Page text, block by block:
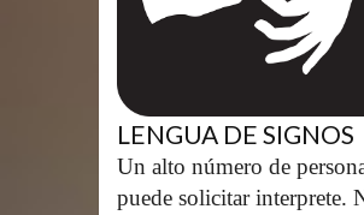
LENGUA DE SIGNOS
Un alto número de
puede solicitar interprete.